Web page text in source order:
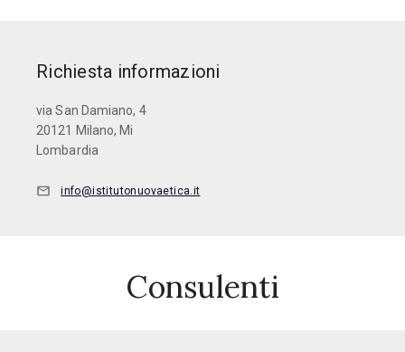
Richiesta informazioni
via San Damiano, 4
20121 Milano, Mi
Lombardia
info@istitutonuovaetica.it
Consulenti